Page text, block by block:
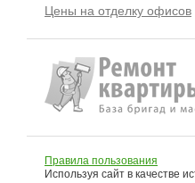
Цены на отделку офисов
Правила пользования
Используя сайт в качестве